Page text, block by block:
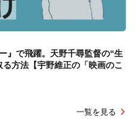
』で飛躍。天野千尋監督の“生
方法【宇野維正の「映画のこ
一覧を見る